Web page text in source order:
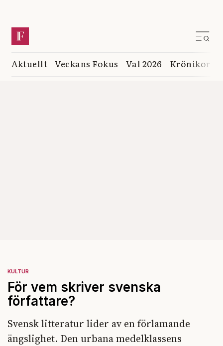
Aktuellt Veckans Fokus Val 2026 Krönikor
KULTUR
För vem skriver svenska
författare?
Svensk litteratur lider av en förlamande
ängslighet. Den urbana medelklassens